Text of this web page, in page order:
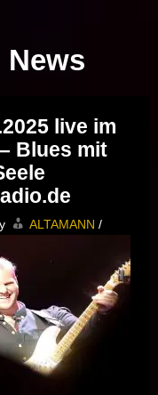
News
live im
Blues mit
ALTAMANN /